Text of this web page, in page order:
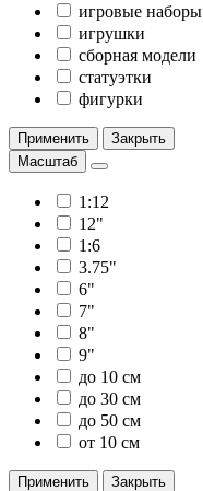
игровые наборы
игрушки
сборная модели
статуэтки
фигурки
Применить
Закрыть
Масштаб
1:12
12"
1:6
3.75"
6"
7"
8"
9"
до 10 см
до 30 см
до 50 см
от 10 см
Применить
Закрыть